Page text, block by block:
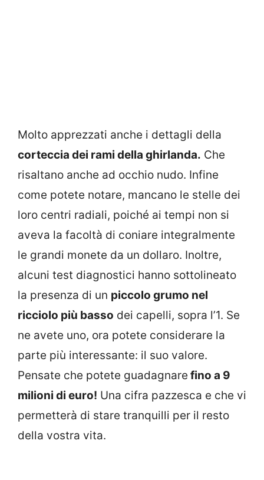
Molto apprezzati anche i dettagli della
corteccia dei rami della ghirlanda. Che
risaltano anche ad occhio nudo. Infine
come potete notare, mancano le stelle dei
loro centri radiali, poiché ai tempi non si
aveva la facoltà di coniare integralmente
le grandi monete da un dollaro. Inoltre,
alcuni test diagnostici hanno sottolineato
la presenza di un piccolo grumo nel
ricciolo più basso dei capelli, sopra l’1. Se
ne avete uno, ora potete considerare la
parte più interessante: il suo valore.
Pensate che potete guadagnare fino a 9
milioni di euro! Una cifra pazzesca e che vi
permetterà di stare tranquilli per il resto
della vostra vita.